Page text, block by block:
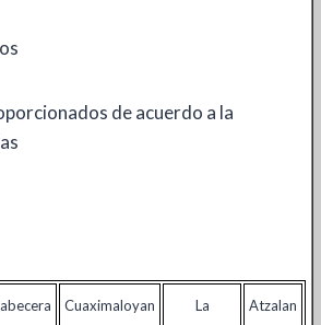
de acuerdo a la
Cuaximaloyan
La
Atzalan